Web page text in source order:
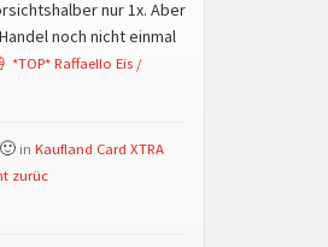
nur 1x. Aber
noch nicht einmal
*TOP* Raffaello Eis /
in Kaufland Card XTRA
zurüc